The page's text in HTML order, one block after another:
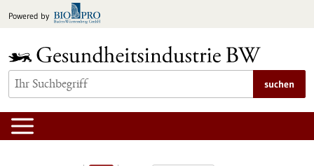
Inhalt
Powered by
suchen